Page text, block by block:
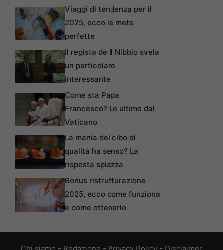
Viaggi di tendenza per il
2025, ecco le mete
perfette
Il regista de Il Nibbio svela
un particolare
interessante
Come sta Papa
Francesco? Le ultime dal
Vaticano
La mania del cibo di
qualità ha senso? La
risposta spiazza
Bonus ristrutturazione
2025, ecco come funziona
e come ottenerlo
Chi siamo - Redazione - Privacy Policy - Disclaimer